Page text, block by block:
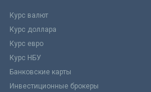
Курс валют
Курс доллара
Курс евро
Курс НБУ
Банковские карты
Инвестиционные брокеры